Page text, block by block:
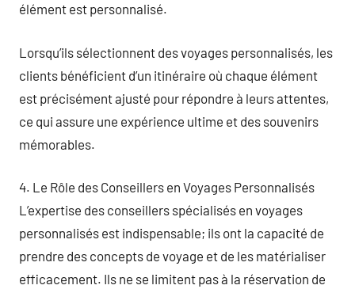
élément est personnalisé.
Lorsqu’ils sélectionnent des voyages personnalisés, les
clients bénéficient d’un itinéraire où chaque élément
est précisément ajusté pour répondre à leurs attentes,
ce qui assure une expérience ultime et des souvenirs
mémorables.
4. Le Rôle des Conseillers en Voyages Personnalisés
L’expertise des conseillers spécialisés en voyages
personnalisés est indispensable; ils ont la capacité de
prendre des concepts de voyage et de les matérialiser
efficacement. Ils ne se limitent pas à la réservation de